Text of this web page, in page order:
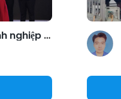
Tạo điều kiện để doanh nghiệp đã xuất khẩu gia cầm mở rộng sản xuất